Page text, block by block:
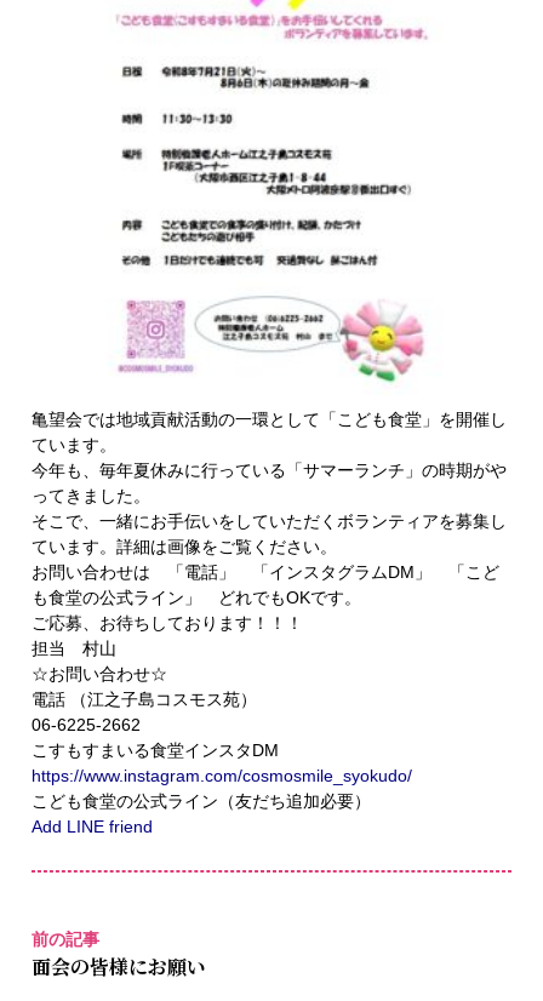
亀望会では地域貢献活動の一環として「こども食堂」を開催し
ています。
今年も、毎年夏休みに行っている「サマーランチ」の時期がや
ってきました。
そこで、一緒にお手伝いをしていただくボランティアを募集し
ています。詳細は画像をご覧ください。
お問い合わせは 「電話」 「インスタグラムDM」 「こど
も食堂の公式ライン」 どれでもOKです。
ご応募、お待ちしております！！！
担当 村山
☆お問い合わせ☆
電話 （江之子島コスモス苑）
06-6225-2662
こすもすまいる食堂インスタDM
https://www.instagram.com/cosmosmile_syokudo/
こども食堂の公式ライン（友だち追加必要）
Add LINE friend
前の記事
面会の皆様にお願い